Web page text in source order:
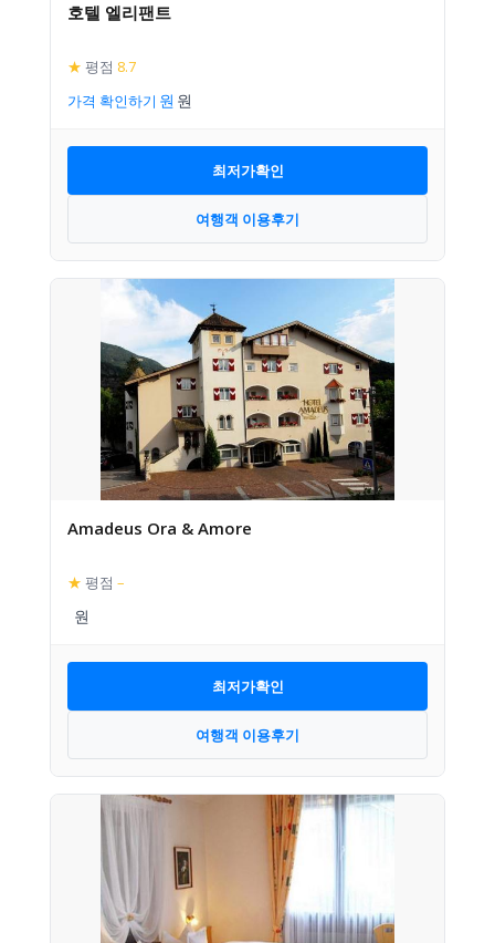
호텔 엘리팬트
★ 평점 8.7
가격 확인하기
최저가확인
여행객 이용후기
Amadeus Ora & Amore
★ 평점 –
최저가확인
여행객 이용후기